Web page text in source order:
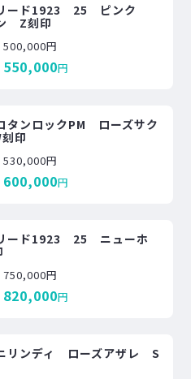
ード1923 25 ピンク
Z刻印
500,000円
550,000円
ンロックPM ローズサク
印
530,000円
600,000円
ード1923 25 ニューホ
750,000円
820,000円
リンディ ローズアザレ S